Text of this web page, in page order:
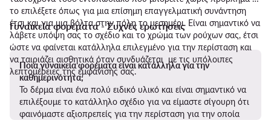
το επιλέξετε όπως για μια επίσημη επαγγελματική συνάντηση
έτσι και για μια βόλτα στην πόλη το μεσημέρι. Είναι σημαντικό να
λάβετε υπόψη σας το σχέδιο και το χρώμα των ρούχων σας, έτσι
ώστε να φαίνεται κατάλληλα επιλεγμένο για την περίσταση και
να ταιριάζει αισθητικά όταν συνδυάζεται με τις υπόλοιπες
λεπτομέρειες της εμφάνισής σας.
Γυναικεία φορέματα - Συχνές ερωτήσεις
Ποια γυναικεία φορέματα είναι κατάλληλα για την
καθημερινότητα;
Το δέρμα είναι ένα πολύ ειδικό υλικό και είναι σημαντικό να
επιλέξουμε το κατάλληλο σχέδιο για να είμαστε σίγουρη ότι
φαινόμαστε αξιοπρεπείς για την περίσταση για την οποία